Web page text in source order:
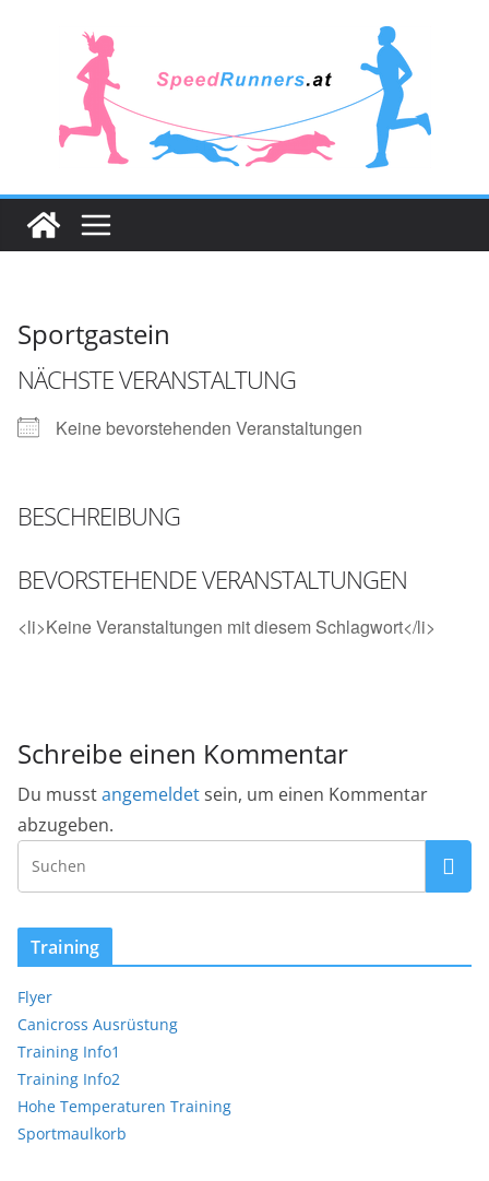
Sportgastein
NÄCHSTE VERANSTALTUNG
Keine bevorstehenden Veranstaltungen
BESCHREIBUNG
BEVORSTEHENDE VERANSTALTUNGEN
<li>Keine Veranstaltungen mit diesem Schlagwort</li>
Schreibe einen Kommentar
Du musstangemeldetsein, um einen Kommentar
abzugeben.
Training
Flyer
Canicross Ausrüstung
Training Info1
Training Info2
Hohe Temperaturen Training
Sportmaulkorb